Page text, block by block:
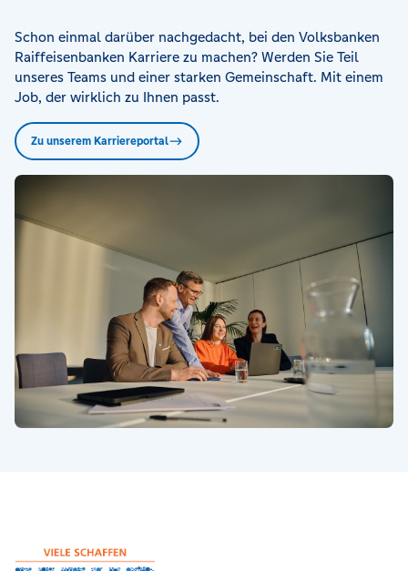
Schon einmal darüber nachgedacht, bei den Volksbanken
Raiffeisenbanken Karriere zu machen? Werden Sie Teil
unseres Teams und einer starken Gemeinschaft. Mit einem
Job, der wirklich zu Ihnen passt.
Zu unserem Karriereportal